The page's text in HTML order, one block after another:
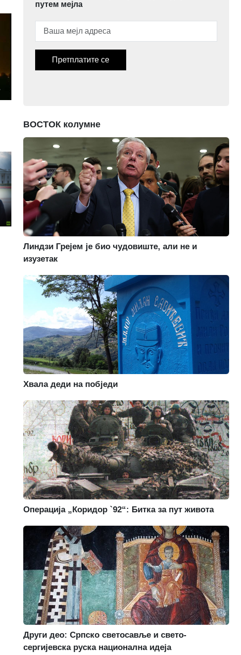
путем мејла
Претплатите се
ВОСТОК колумне
Линдзи Грејем је био чудовиште, али не и
изузетак
Хвала деди на побједи
Операција „Коридор `92“: Битка за пут живота
Други део: Српско светосавље и свето-
сергијевска руска национална идеја